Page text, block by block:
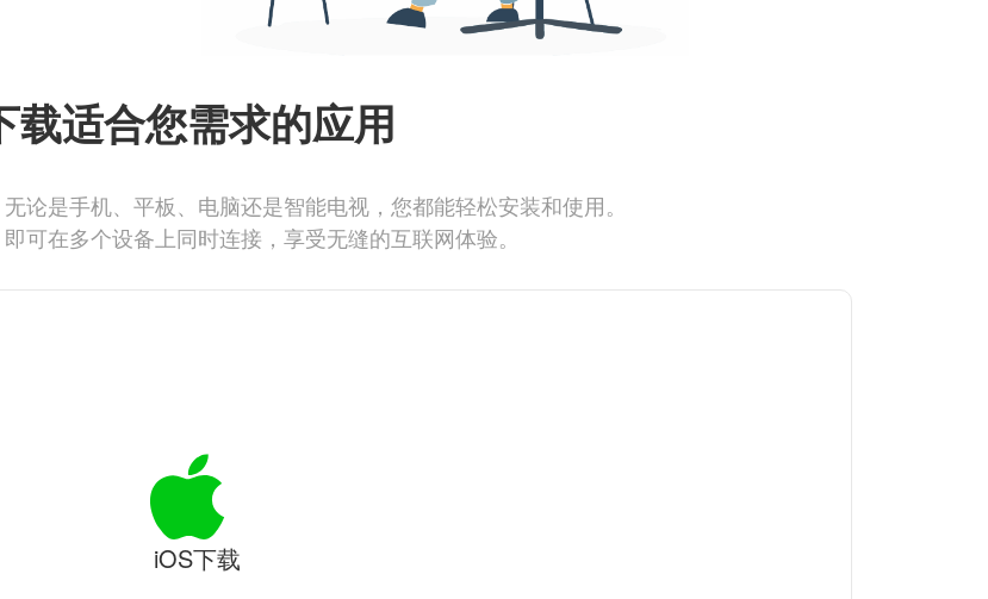
载适合您需求的应用
论是手机、平板、电脑还是智能电视，您都能轻松安装和使用。
可在多个设备上同时连接，享受无缝的互联网体验。
iOS下载